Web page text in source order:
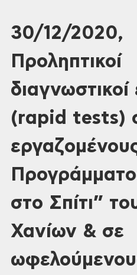
30/12/2020,
Προληπτικοί
διαγνωστικοί
(rapid tests)
στο Σπίτι”
Χανίων & σε